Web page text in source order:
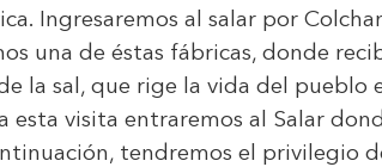
Ingresaremos al salar por
una de éstas fábricas, donde
la sal, que rige la vida del pueblo
esta visita entraremos al Salar
tendremos el privilegio